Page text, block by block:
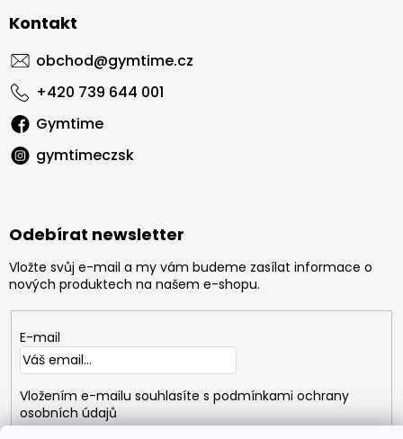
Kontakt
obchod@gymtime.cz
+420 739 644 001
Gymtime
gymtimeczsk
Odebírat newsletter
Vložte svůj e-mail a my vám budeme zasílat informace o
nových produktech na našem e-shopu.
E-mail
Vložením e-mailu souhlasíte s podmínkami ochrany
osobních údajů